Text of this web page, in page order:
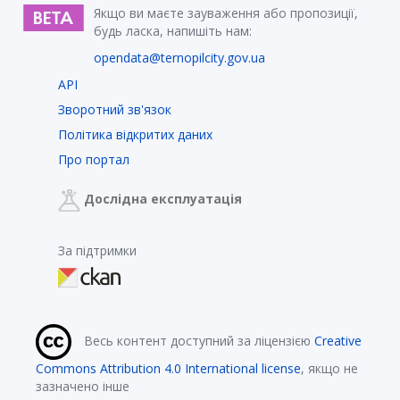
Якщо ви маєте зауваження або пропозиції,
будь ласка, напишіть нам:
opendata@ternopilcity.gov.ua
API
Зворотний зв'язок
Політика відкритих даних
Про портал
Дослідна експлуатація
За підтримки
Весь контент доступний за ліцензією Creative
Commons Attribution 4.0 International license, якщо не
зазначено інше